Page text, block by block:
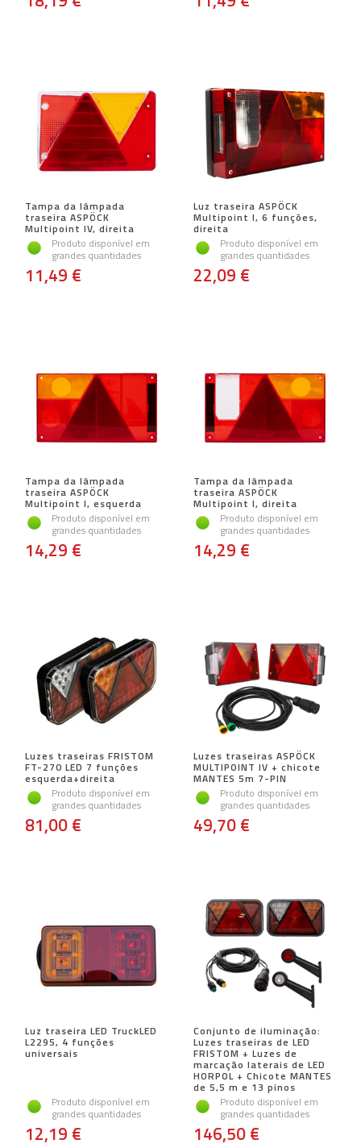
Tampa da lâmpada
traseira ASPÖCK
Multipoint IV, direita
Produto disponível em
grandes quantidades
11,49 €
Luz traseira ASPÖCK
Multipoint I, 6 funções,
direita
Produto disponível em
grandes quantidades
22,09 €
Tampa da lâmpada
traseira ASPÖCK
Multipoint I, esquerda
Produto disponível em
grandes quantidades
14,29 €
Tampa da lâmpada
traseira ASPÖCK
Multipoint I, direita
Produto disponível em
grandes quantidades
14,29 €
Luzes traseiras FRISTOM
FT-270 LED 7 funções
esquerda+direita
Produto disponível em
grandes quantidades
81,00 €
Luzes traseiras ASPÖCK
MULTIPOINT IV + chicote
MANTES 5m 7-PIN
Produto disponível em
grandes quantidades
49,70 €
Luz traseira LED TruckLED
L2295, 4 funções
universais
Produto disponível em
grandes quantidades
12,19 €
Conjunto de iluminação:
Luzes traseiras de LED
FRISTOM + Luzes de
marcação laterais de LED
HORPOL + Chicote MANTES
de 5,5 m e 13 pinos
Produto disponível em
grandes quantidades
146,50 €